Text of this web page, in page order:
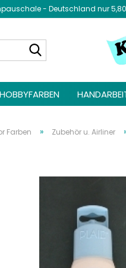
- Deutschland nur 5,80
HOBBYFARBEN
Farben » Zubehör u. Airliner